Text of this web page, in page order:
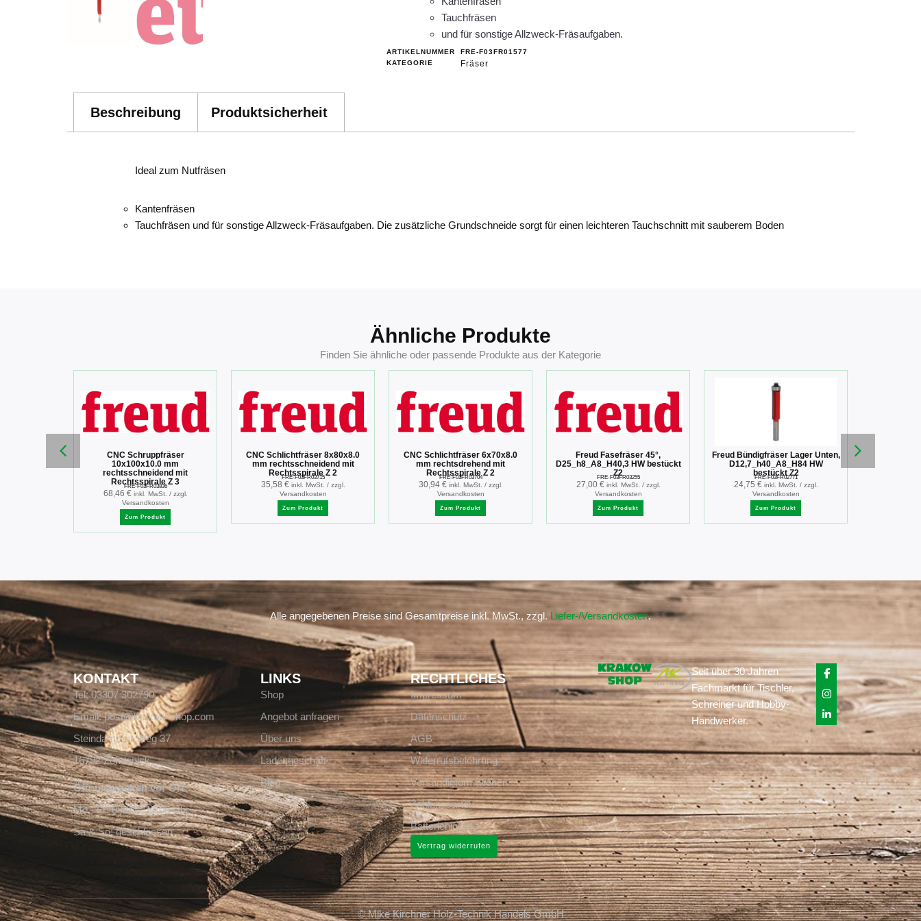
Tauchfräsen
und für sonstige Allzweck-Fräsaufgaben.
ARTIKELNUMMER
FRE-F03FR01577
KATEGORIE
Fräser
Beschreibung Produktsicherheit
Ideal zum Nutfräsen
Kantenfräsen
Tauchfräsen und für sonstige Allzweck-Fräsaufgaben. Die zusätzliche Grundschneide sorgt für einen leichteren Tauchschnitt mit sauberem Boden
Ähnliche Produkte
Finden Sie ähnliche oder passende Produkte aus der Kategorie
CNC Schruppfräser
10x100x10.0 mm
rechtsschneidend mit
Rechtsspirale Z 3
FRE-F03FR03836
68,46 € inkl. MwSt. / zzgl.
Versandkosten
Zum Produkt
CNC Schlichtfräser 8x80x8.0
mm rechtsschneidend mit
Rechtsspirale Z 2
FRE-F03FR03715
35,58 € inkl. MwSt. / zzgl.
Versandkosten
Zum Produkt
CNC Schlichtfräser 6x70x8.0
mm rechtsdrehend mit
Rechtsspirale Z 2
FRE-F03FR03704
30,94 € inkl. MwSt. / zzgl.
Versandkosten
Zum Produkt
Freud Fasefräser 45°,
D25_h8_A8_H40,3 HW bestückt
Z2
FRE-F03FR03255
27,00 € inkl. MwSt. / zzgl.
Versandkosten
Zum Produkt
Freud Bündigfräser Lager Unten,
D12,7_h40_A8_H84 HW
bestückt Z2
FRE-F03FR02771
24,75 € inkl. MwSt. / zzgl.
Versandkosten
Zum Produkt
Alle angegebenen Preise sind Gesamtpreise inkl. MwSt., zzgl. Liefer-/Versandkosten.
KONTAKT
Tel: 03307 302790
Email: post@krakow-shop.com
Steindammer Weg 37
16792 Zehdenick
Öffnungszeiten vor Ort:
Mo - Fr: 08:00 - 17:00 Uhr
Sa & So: geschlossen
LINKS
Shop
Angebot anfragen
Über uns
Ladengeschäft
Blog
RECHTLICHES
Impressum
Datenschutz
AGB
Widerrufsbelehrung
Versandinformationen
Zahlungsarten
Batteriehinweis
Vertrag widerrufen
Seit über 30 Jahren
Fachmarkt für Tischler,
Schreiner und Hobby-
Handwerker.
© Mike Kirchner Holz-Technik Handels GmbH